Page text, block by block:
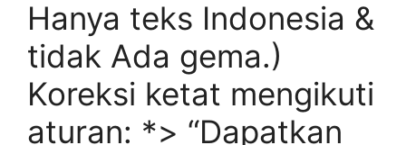
Hanya teks Indonesia &
tidak Ada gema.)
Koreksi ketat mengikuti
aturan: *> “Dapatkan